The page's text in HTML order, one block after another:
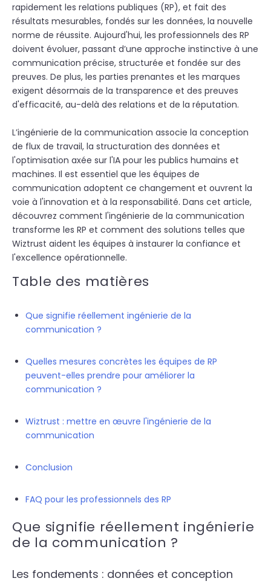
rapidement les relations publiques (RP), et fait des
résultats mesurables, fondés sur les données, la nouvelle
norme de réussite. Aujourd'hui, les professionnels des RP
doivent évoluer, passant d’une approche instinctive à une
communication précise, structurée et fondée sur des
preuves. De plus, les parties prenantes et les marques
exigent désormais de la transparence et des preuves
d'efficacité, au-delà des relations et de la réputation.
L’ingénierie de la communication associe la conception
de flux de travail, la structuration des données et
l'optimisation axée sur l'IA pour les publics humains et
machines. Il est essentiel que les équipes de
communication adoptent ce changement et ouvrent la
voie à l'innovation et à la responsabilité. Dans cet article,
découvrez comment l'ingénierie de la communication
transforme les RP et comment des solutions telles que
Wiztrust aident les équipes à instaurer la confiance et
l'excellence opérationnelle.
Table des matières
Que signifie réellement ingénierie de la
communication ?
Quelles mesures concrètes les équipes de RP
peuvent-elles prendre pour améliorer la
communication ?
Wiztrust : mettre en œuvre l'ingénierie de la
communication
Conclusion
FAQ pour les professionnels des RP
Que signifie réellement ingénierie
de la communication ?
Les fondements : données et conception